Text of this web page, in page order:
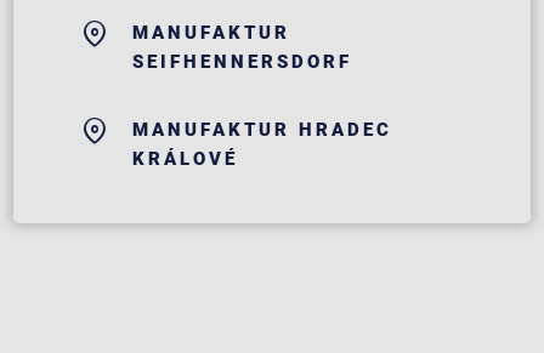
MANUFAKTUR
SEIFHENNERSDORF
MANUFAKTUR HRADEC
KRÁLOVÉ